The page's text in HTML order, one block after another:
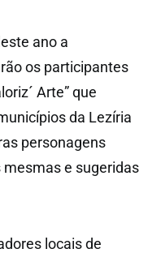
ano a
os participantes
Arte” que
da Lezíria
personagens
e sugeridas
locais de